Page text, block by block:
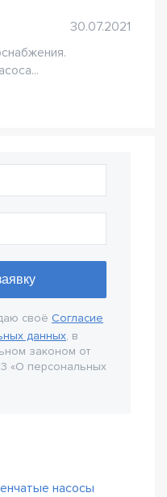
30.07.2021
своё Согласие
данных, в
законом от
«О персональных
насосы